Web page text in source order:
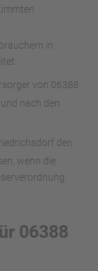
in
von 06388
nach den
den
wenn die
06388